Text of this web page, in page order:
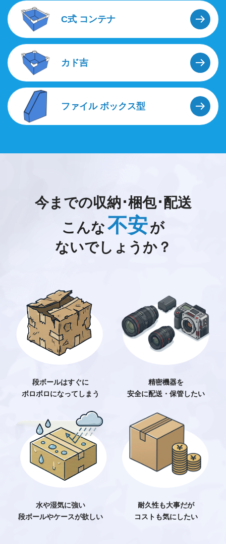
C式 コンテナ
カド吉
ファイルボックス型
今までの収納･梱包･配送
こんな不安が
ないでしょうか？
段ボールはすぐに
ボロボロになってしまう
精密機器を
安全に配送・保管したい
水や湿気に強い
段ボールやケースが欲しい
耐久性も大事だが
コストも気にしたい